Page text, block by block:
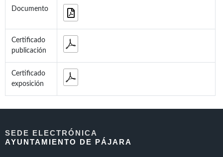
Documento
Certificado
publicación
Certificado
exposición
SEDE ELECTRÓNICA
AYUNTAMIENTO DE PÁJARA